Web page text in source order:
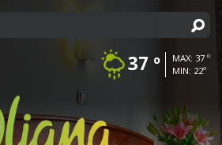
37 º
MAX: 37 º
MIN: 22º